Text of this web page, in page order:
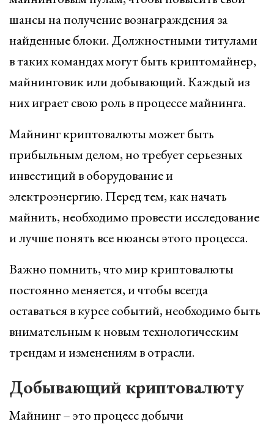
шансы на получение вознаграждения за
найденные блоки. Должностными титулами
в таких командах могут быть криптомайнер,
майнинговик или добывающий. Каждый из
них играет свою роль в процессе майнинга.
Майнинг криптовалюты может быть
прибыльным делом, но требует серьезных
инвестиций в оборудование и
электроэнергию. Перед тем, как начать
майнить, необходимо провести исследование
и лучше понять все нюансы этого процесса.
Важно помнить, что мир криптовалюты
постоянно меняется, и чтобы всегда
оставаться в курсе событий, необходимо быть
внимательным к новым технологическим
трендам и изменениям в отрасли.
Добывающий криптовалюту
Майнинг – это процесс добычи